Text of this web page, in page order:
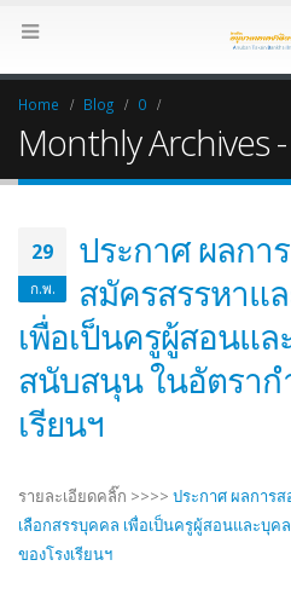
Home Blog 0
Monthly Archives
29
ก.พ.
ประกาศ ผลกา
สมัครสรรหาแ
เพื่อเป็นครูผู้สอนแ
สนับสนุน ในอัตราก
เรียนฯ
รายละเอียดคลิ๊ก >>>> ประกาศ ผลการ
เลือกสรรบุคคล เพื่อเป็นครูผู้สอนและบุค
ของโรงเรียนฯ